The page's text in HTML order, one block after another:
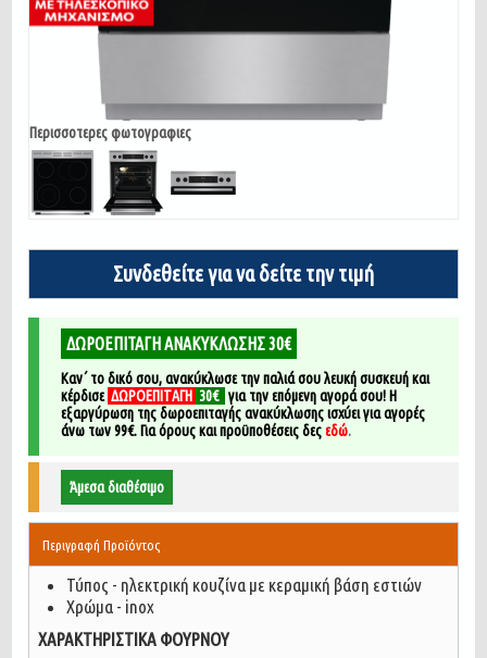
Περισσοτερες φωτογραφιες
Συνδεθείτε για να δείτε την τιμή
ΔΩΡΟΕΠΙΤΑΓΗ ΑΝΑΚΥΚΛΩΣΗΣ 30€
Καν΄ το δικό σου, ανακύκλωσε την παλιά σου λευκή συσκευή και
κέρδισε ΔΩΡΟΕΠΙΤΑΓΗ 30€ για την επόμενη αγορά σου!Η
εξαργύρωση της δωροεπιταγής ανακύκλωσης ισχύει για αγορές
άνω των 99€. Για όρους και προϋποθέσεις δεςεδώ.
Άμεσα διαθέσιμο
Περιγραφή Προϊόντος
Τύπος - ηλεκτρική κουζίνα με κεραμική βάση εστιών
Χρώμα - inox
ΧΑΡΑΚΤΗΡΙΣΤΙΚΑ ΦΟΥΡΝΟΥ